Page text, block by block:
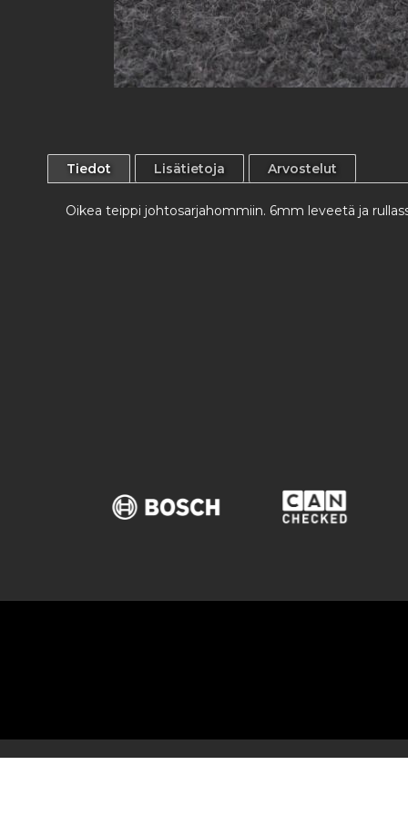
beginning
images
Tiedot
Oikea teippi johtosarjahommiin. 6mm leveetä ja
Lisätietoja Arvostelut